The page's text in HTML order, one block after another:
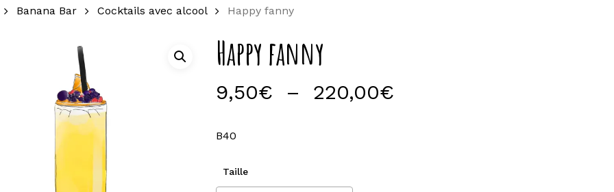
Banana Bar Cocktails avec alcool Happy fanny
Happy fanny
9,50€ – 220,00€Plage
B40
Taille